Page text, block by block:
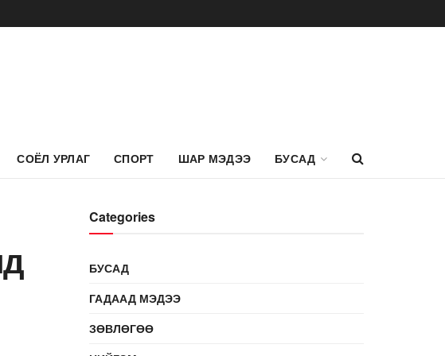
СОЁЛ УРЛАГ СПОРТ ШАР МЭДЭЭ БУСАД
Categories
БУСАД
ГАДААД МЭДЭЭ
ЗӨВЛӨГӨӨ